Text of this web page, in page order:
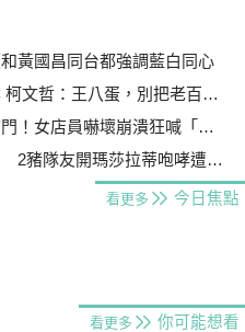
黃國昌同台都強調藍白同心
：王八蛋，別把老百姓當白痴
員嚇壞崩潰狂喊「手機在哪？」
隊友開瑪莎拉蒂咆哮遭警壓制
看更多 今日焦點
看更多 你可能想看